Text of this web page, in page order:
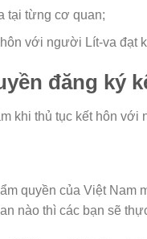
tại từng cơ quan;
với người Lít-va đạt
đăng ký
khi thủ tục kết hôn
quyền của Việt
nào thì các bạn sẽ